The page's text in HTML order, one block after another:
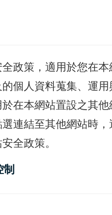
政策，適用於您在
個人資料蒐集、運用
在本網站置設之其他
連結至其他網站時，
全政策。